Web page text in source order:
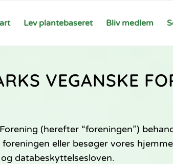
Lev plantebaseret Bliv medlem
VEGANSKE
(herefter “foreningen”)
eller besøger vores
databeskyttelsesloven.